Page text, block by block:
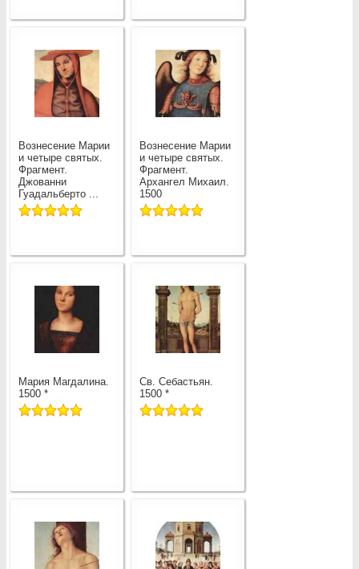
Вознесение Марии
и четыре святых.
Фрагмент.
Джованни
Гуадальберто ...
Вознесение Марии
и четыре святых.
Фрагмент.
Архангел Михаил.
1500
Мария Магдалина.
1500 *
Св. Себастьян.
1500 *